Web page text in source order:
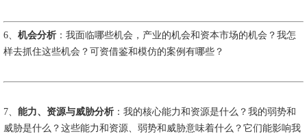
6、 机会分析 ：我面临哪些机会，产业的机会和资本市场的机会？我怎
样去抓住这些机会？可资借鉴和模仿的案例有哪些？
7、 能力、资源与威胁分析 ：我的核心能力和资源是什么？我的弱势和
威胁是什么？这些能力和资源、弱势和威胁意味着什么？它们能影响我